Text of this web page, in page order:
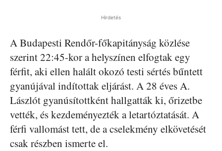
Hirdetés
A Budapesti Rendőr-főkapitányság közlése
szerint 22:45-kor a helyszínen elfogtak egy
férfit, aki ellen halált okozó testi sértés bűntett
gyanújával indítottak eljárást. A 28 éves A.
Lászlót gyanúsítottként hallgatták ki, őrizetbe
vették, és kezdeményezték a letartóztatását. A
férfi vallomást tett, de a cselekmény elkövetését
csak részben ismerte el.